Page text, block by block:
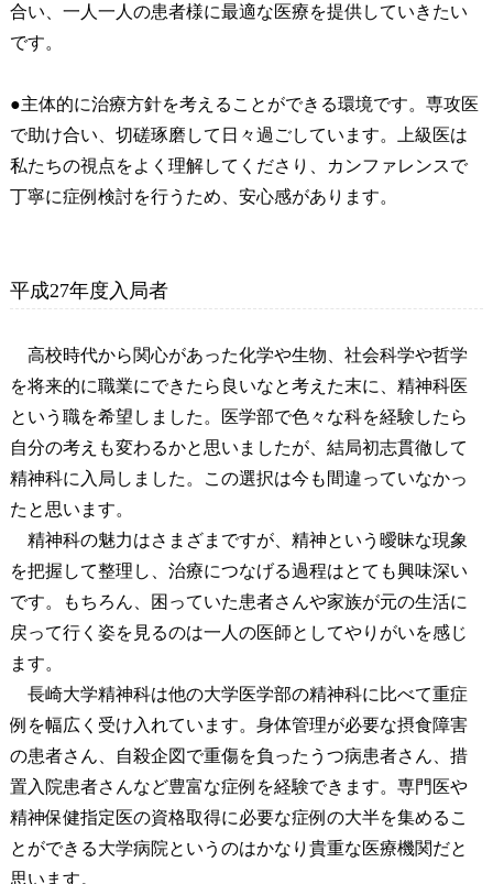
合い、一人一人の患者様に最適な医療を提供していきたい
です。
●主体的に治療方針を考えることができる環境です。専攻医
で助け合い、切磋琢磨して日々過ごしています。上級医は
私たちの視点をよく理解してくださり、カンファレンスで
丁寧に症例検討を行うため、安心感があります。
平成27年度入局者
高校時代から関心があった化学や生物、社会科学や哲学
を将来的に職業にできたら良いなと考えた末に、精神科医
という職を希望しました。医学部で色々な科を経験したら
自分の考えも変わるかと思いましたが、結局初志貫徹して
精神科に入局しました。この選択は今も間違っていなかっ
たと思います。
精神科の魅力はさまざまですが、精神という曖昧な現象
を把握して整理し、治療につなげる過程はとても興味深い
です。もちろん、困っていた患者さんや家族が元の生活に
戻って行く姿を見るのは一人の医師としてやりがいを感じ
ます。
長崎大学精神科は他の大学医学部の精神科に比べて重症
例を幅広く受け入れています。身体管理が必要な摂食障害
の患者さん、自殺企図で重傷を負ったうつ病患者さん、措
置入院患者さんなど豊富な症例を経験できます。専門医や
精神保健指定医の資格取得に必要な症例の大半を集めるこ
とができる大学病院というのはかなり貴重な医療機関だと
思います。